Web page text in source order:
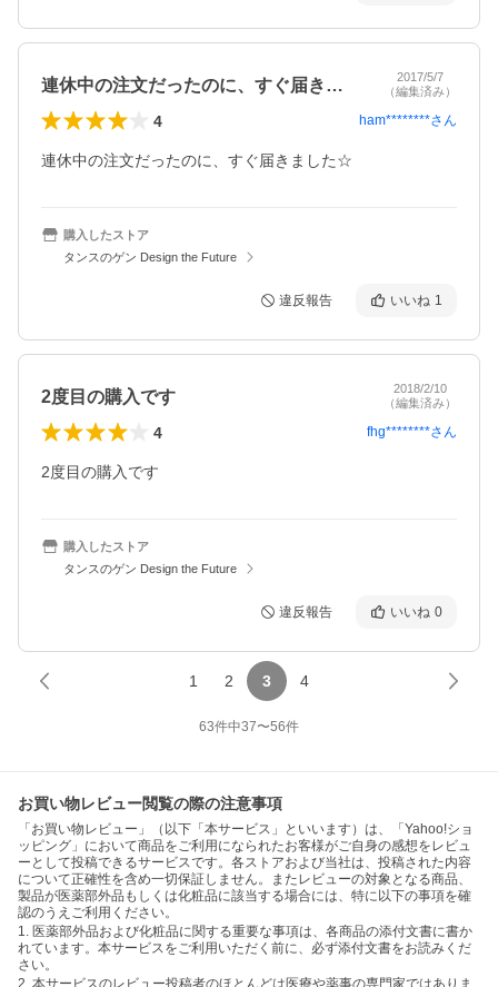
連休中の注文だったのに、すぐ届きました…
2017/5/7
（編集済み）
4 ham********さん
連休中の注文だったのに、すぐ届きました☆
購入したストア
タンスのゲン Design the Future
違反報告 いいね 1
2度目の購入です
2018/2/10
（編集済み）
4 fhg********さん
2度目の購入です
購入したストア
タンスのゲン Design the Future
違反報告 いいね 0
1 2 3 4
63件中37〜56件
お買い物レビュー閲覧の際の注意事項
「お買い物レビュー」（以下「本サービス」といいます）は、「Yahoo!ショ
ッピング」において商品をご利用になられたお客様がご自身の感想をレビュ
ーとして投稿できるサービスです。各ストアおよび当社は、投稿された内容
について正確性を含め一切保証しません。またレビューの対象となる商品、
製品が医薬部外品もしくは化粧品に該当する場合には、特に以下の事項を確
認のうえご利用ください。
1. 医薬部外品および化粧品に関する重要な事項は、各商品の添付文書に書か
れています。本サービスをご利用いただく前に、必ず添付文書をお読みくだ
さい。
2. 本サービスのレビュー投稿者のほとんどは医療や薬事の専門家ではありま